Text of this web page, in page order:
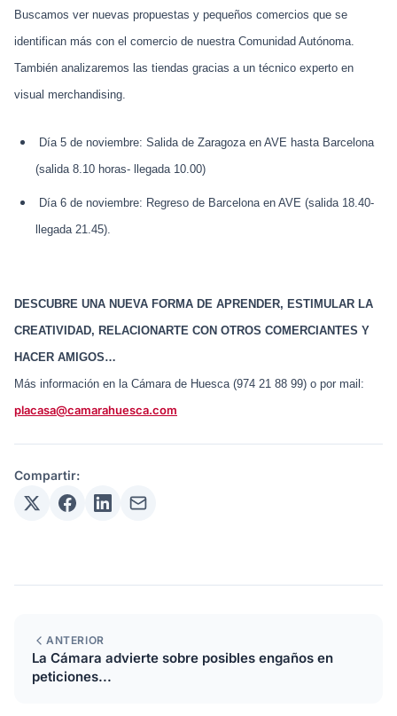
Buscamos ver nuevas propuestas y pequeños comercios que se
identifican más con el comercio de nuestra Comunidad Autónoma.
También analizaremos las tiendas gracias a un técnico experto en
visual merchandising.
Día 5 de noviembre: Salida de Zaragoza en AVE hasta Barcelona
(salida 8.10 horas- llegada 10.00)
Día 6 de noviembre: Regreso de Barcelona en AVE (salida 18.40-
llegada 21.45).
DESCUBRE UNA NUEVA FORMA DE APRENDER, ESTIMULAR LA
CREATIVIDAD, RELACIONARTE CON OTROS COMERCIANTES Y
HACER AMIGOS…
Más información en la Cámara de Huesca (974 21 88 99) o por mail:
placasa@camarahuesca.com
Compartir:
ANTERIOR
La Cámara advierte sobre posibles engaños en
peticiones...